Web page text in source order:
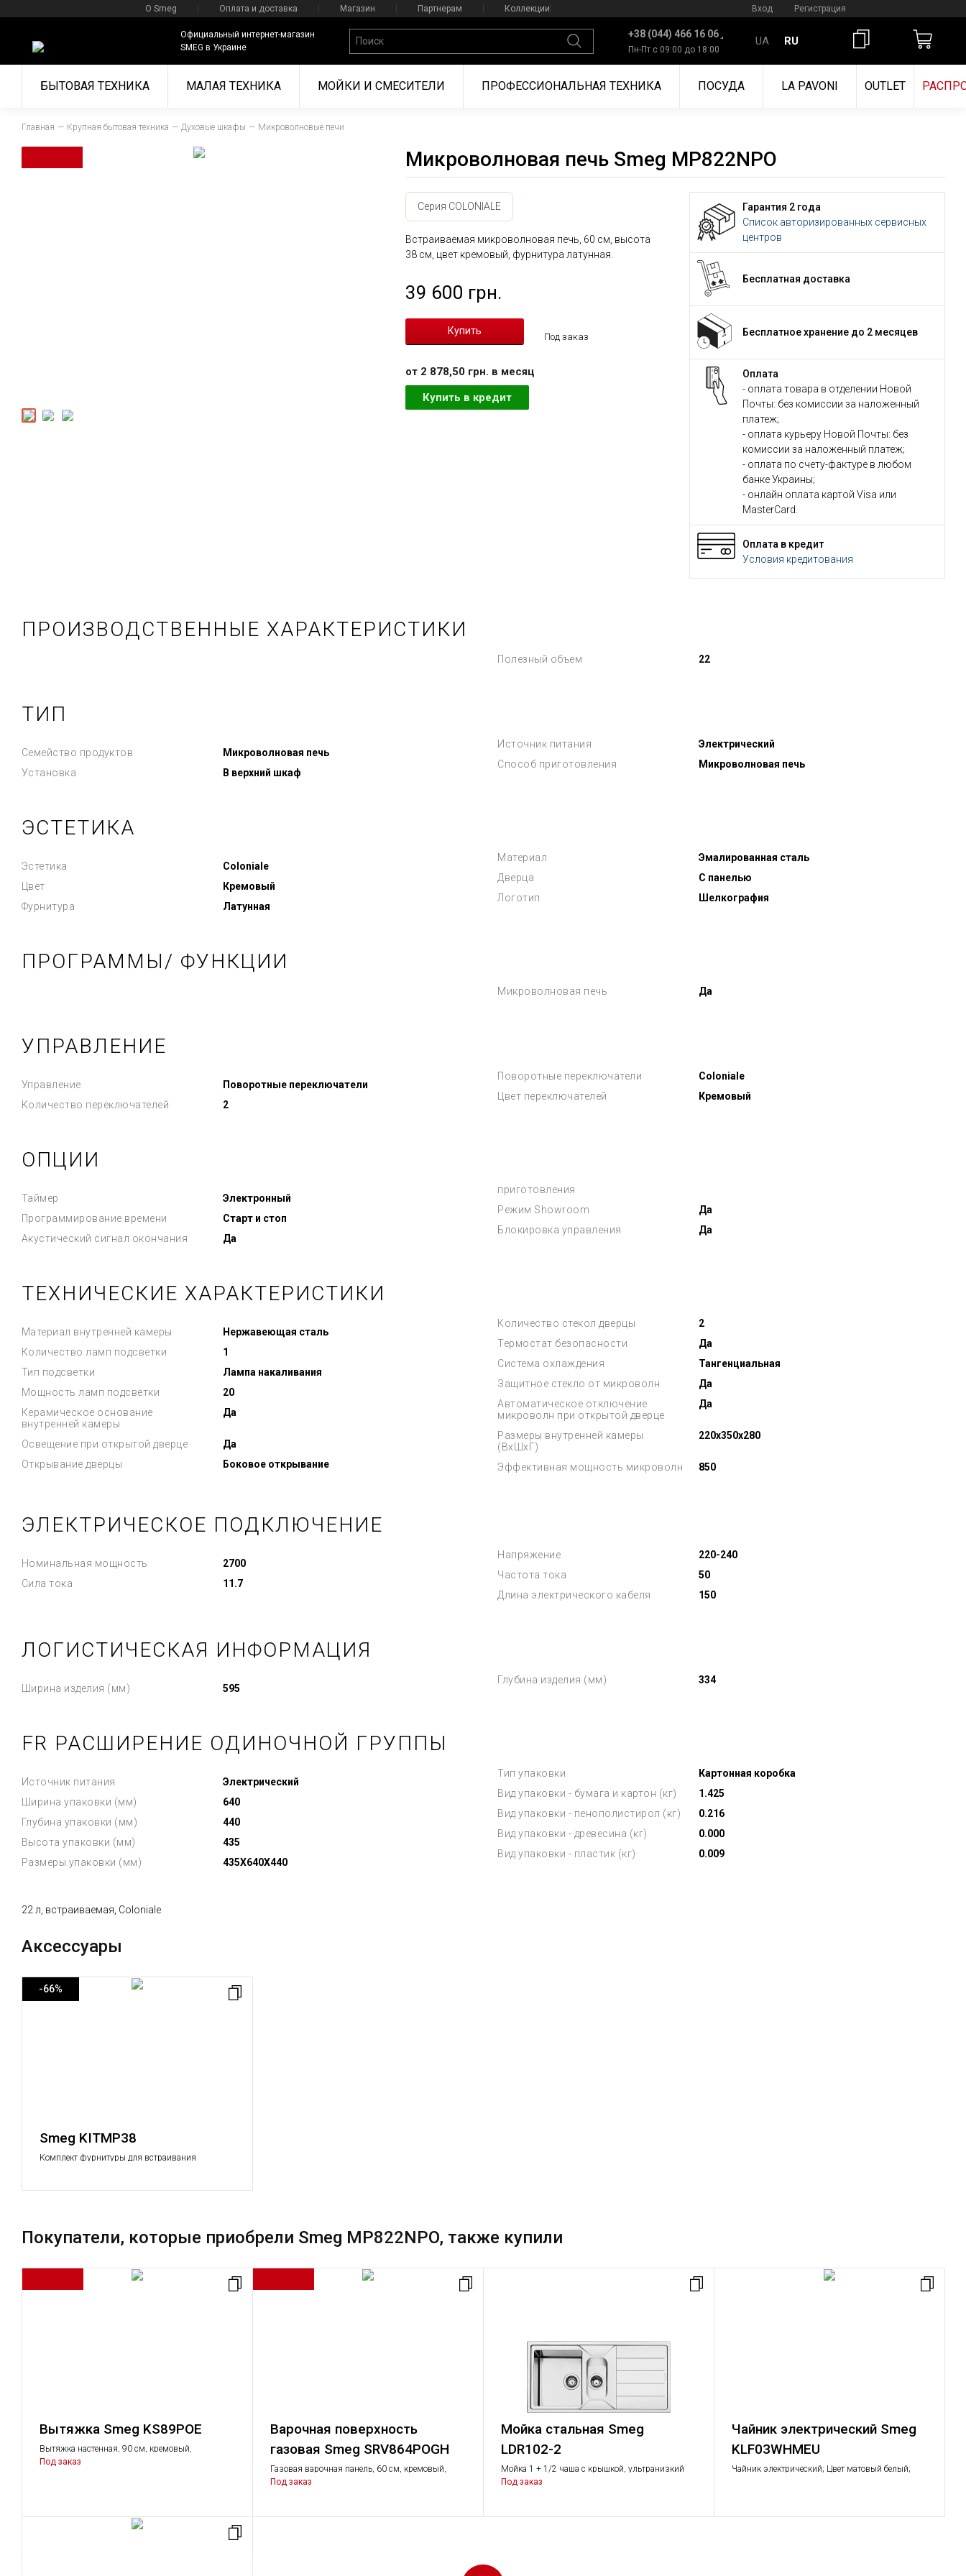
О Smeg Оплата и доставка Магазин Партнерам Коллекции Вход Регистрация
Официальный интернет-магазин
SMEG в Украине
+38 (044) 466 16 06
Пн-Пт с 09:00 до 18:00
UA RU
БЫТОВАЯ ТЕХНИКА МАЛАЯ ТЕХНИКА МОЙКИ И СМЕСИТЕЛИ ПРОФЕССИОНАЛЬНАЯ ТЕХНИКА ПОСУДА LA PAVONI OUTLET
Главная Крупная бытовая техника Духовые шкафы Микроволновые печи
Микроволновая печь Smeg MP822NPO
Серия COLONIALE
Встраиваемая микроволновая печь, 60 см, высота
38 см, цвет кремовый, фурнитура латунная.
39 600 грн.
Под заказ
от 2 878,50 грн. в месяц
Купить в кредит
Гарантия 2 года
Список авторизированных сервисных
центров
Бесплатная доставка
Бесплатное хранение до 2 месяцев
Оплата
- оплата товара в отделении Новой
Почты: без комиссии за наложенный
платеж;
- оплата курьеру Новой Почты: без
комиссии за наложенный платеж;
- оплата по счету-фактуре в любом
банке Украины;
- онлайн оплата картой Visa или
MasterCard.
Оплата в кредит
Условия кредитования
ПРОИЗВОДСТВЕННЫЕ ХАРАКТЕРИСТИКИ
Полезный объем 22
ТИП
Семейство продуктов
Микроволновая печь
Установка
В верхний шкаф
Источник питания
Электрический
Способ приготовления
Микроволновая печь
ЭСТЕТИКА
Эстетика
Coloniale
Цвет
Кремовый
Фурнитура
Латунная
Материал
Эмалированная сталь
Дверца
С панелью
Логотип
Шелкография
ПРОГРАММЫ/ ФУНКЦИИ
Микроволновая печь Да
УПРАВЛЕНИЕ
Управление
Поворотные переключатели
Количество переключателей
2
Поворотные переключатели
Coloniale
Цвет переключателей
Кремовый
ОПЦИИ
Таймер
Электронный
Программирование времени
Старт и стоп
Акустический сигнал окончания
приготовления
Да
Режим Showroom
Да
Блокировка управления
Да
ТЕХНИЧЕСКИЕ ХАРАКТЕРИСТИКИ
Материал внутренней камеры
Нержавеющая сталь
Количество ламп подсветки
1
Тип подсветки
Лампа накаливания
Мощность ламп подсветки
20
Керамическое основание
внутренней камеры
Да
Освещение при открытой дверце
Да
Открывание дверцы
Боковое открывание
Количество стекол дверцы
2
Термостат безопасности
Да
Система охлаждения
Тангенциальная
Защитное стекло от микроволн
Да
Автоматическое отключение
микроволн при открытой дверце
Да
Размеры внутренней камеры
(ВхШхГ)
220x350x280
Эффективная мощность микроволн 850
ЭЛЕКТРИЧЕСКОЕ ПОДКЛЮЧЕНИЕ
Номинальная мощность
2700
Сила тока
11.7
Напряжение
220-240
Частота тока
50
Длина электрического кабеля
150
ЛОГИСТИЧЕСКАЯ ИНФОРМАЦИЯ
Ширина изделия (мм) 595
Глубина изделия (мм) 334
FR РАСШИРЕНИЕ ОДИНОЧНОЙ ГРУППЫ
Источник питания
Электрический
Ширина упаковки (мм)
640
Глубина упаковки (мм)
440
Высота упаковки (мм)
435
Размеры упаковки (мм)
435X640X440
Тип упаковки
Картонная коробка
Вид упаковки - бумага и картон (кг)
1.425
Вид упаковки - пенополистирол (кг)
0.216
Вид упаковки - древесина (кг)
0.000
Вид упаковки - пластик (кг)
0.009
22 л, встраиваемая, Coloniale
Аксессуары
-66%
Smeg KITMP38
Комплект фурнитуры для встраивания
Покупатели, которые приобрели Smeg MP822NPO, также купили
Вытяжка Smeg KS89POE
Вытяжка настенная, 90 см, кремовый,
фурнитура латунная
Под заказ
Варочная поверхность
газовая Smeg SRV864POGH
Газовая варочная панель, 60 см, кремовый,
фурнитура латунная.
Под заказ
Мойка стальная Smeg
LDR102-2
Мойка 1 + 1/2 чаша с крышкой, ультранизкий
профиль, нержавеющая сталь, оборачиваемая
Под заказ
Чайник электрический Smeg
KLF03WHMEU
Чайник электрический; Цвет матовый белый;